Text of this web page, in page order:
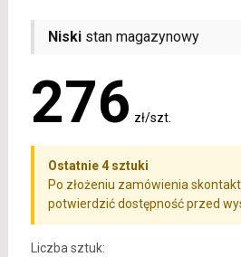
Niskistan magazynowy
276 zł/szt.
Ostatnie 4 sztuki
Po złożeniu zamówienia
potwierdzić dostępność przed
Liczba sztuk: